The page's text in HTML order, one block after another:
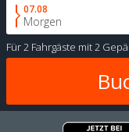
07.08
Morgen
Für2 Fahrgäste mit2